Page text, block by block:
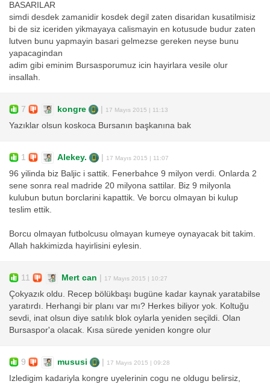
BASARILAR
simdi desdek zamanidir kosdek degil zaten disaridan kusatilmisiz
bi de siz iceriden yikmayaya calismayin en kotusude budur zaten
lutven bunu yapmayin basari gelmezse gereken neyse bunu
yapacagindan
adim gibi eminim Bursasporumuz icin hayirlara vesile olur
insallah.
7 kongre 17 Mayıs 2015 | 11:13
Yazıklar olsun koskoca Bursanın başkanına bak
1 Alekey. 17 Mayıs 2015 | 11:07
96 yilinda biz Baljic i sattik. Fenerbahce 9 milyon verdi. Onlarda 2
sene sonra real madride 20 milyona sattilar. Biz 9 milyonla
kulubun butun borclarini kapattik. Ve borcu olmayan bi kulup
teslim ettik.
Borcu olmayan futbolcusu olmayan kumeye oynayacak bit takim.
Allah hakkimizda hayirlisini eylesin.
11 Mert can 17 Mayıs 2015 | 10:27
Çokyazık oldu. Recep bölükbaşı bugüne kadar kaynak yaratabilse
yaratırdı. Herhangi bir planı var mı? Herkes biliyor yok. Koltuğu
sevdi, inat olsun diye satılık blok oylarla yeniden seçildi. Olan
Bursaspor'a olacak. Kısa sürede yeniden kongre olur
9 mususi 17 Mayıs 2015 | 09:28
Izledigim kadariyla kongre uyelerinin cogu ne oldugu belirsiz,